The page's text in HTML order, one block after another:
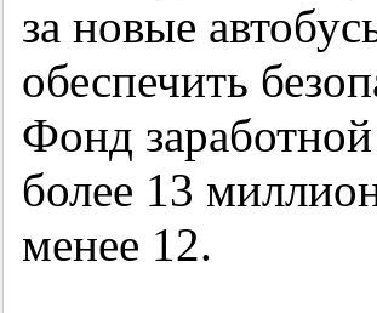
за новые
обеспечить
Фонд заработной
более 13
менее 12.